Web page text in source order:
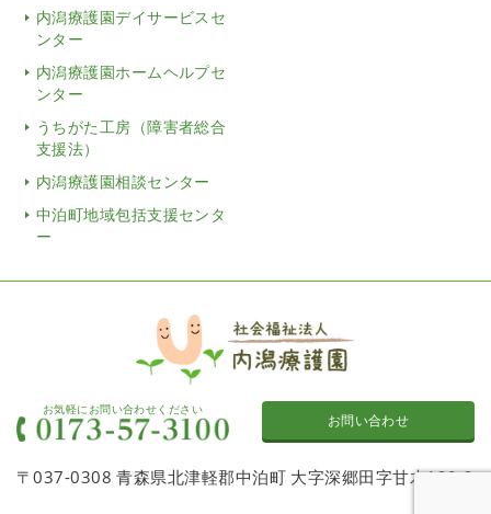
内潟療護園デイサービスセ
ンター
内潟療護園ホームヘルプセ
ンター
うちがた工房（障害者総合
支援法）
内潟療護園相談センター
中泊町地域包括支援センタ
ー
お気軽にお問い合わせください
お問い合わせ
〒037-0308 青森県北津軽郡中泊町 大字深郷田字甘木120-2